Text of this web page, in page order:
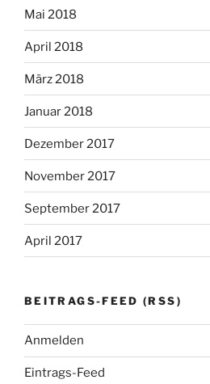
Mai 2018
April 2018
März 2018
Januar 2018
Dezember 2017
November 2017
September 2017
April 2017
BEITRAGS-FEED (RSS)
Anmelden
Eintrags-Feed